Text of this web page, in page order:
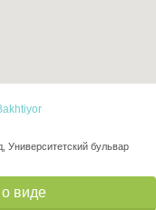
Университетский бульвар
виде